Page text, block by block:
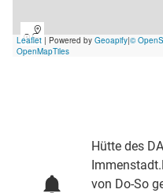
Hütte des
von Do-So